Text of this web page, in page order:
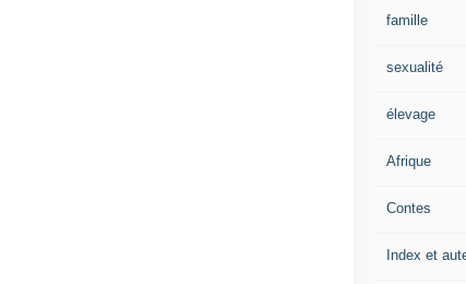
famille
sexualité
élevage
Afrique
Contes
Index et